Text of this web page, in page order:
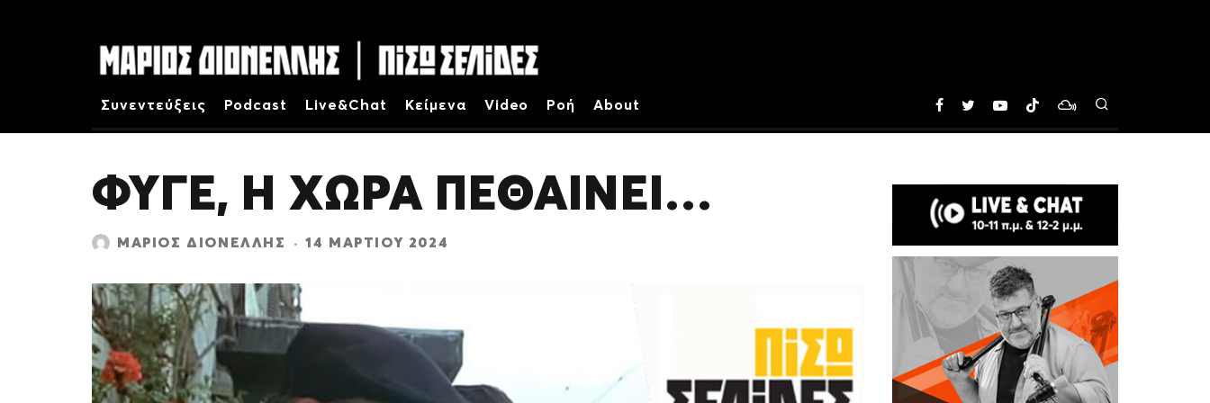
Συνεντεύξεις Podcast Live&Chat Κείμενα Video Ροή About
ΦΥΓΕ, Η ΧΩΡΑ ΠΕΘΑΙΝΕΙ…
ΜΆΡΙΟΣ ΔΙΟΝΈΛΛΗΣ · 14 ΜΑΡΤΊΟΥ 2024